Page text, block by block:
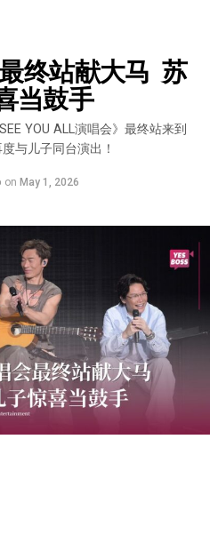
最终站献大马  苏
当鼓手
YOU ALL演唱会》最终站来到
与儿子同台演出！
on May 1, 2026